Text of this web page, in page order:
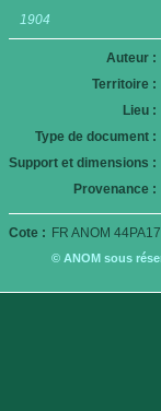
1904
Auteur :
Territoire :
Lieu :
Type de document :
Support et dimensions :
Provenance :
Cote : FR ANOM
© ANOM sous